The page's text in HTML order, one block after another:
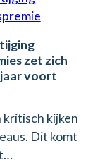
zet zich
voort
kritisch kijken
Dit komt